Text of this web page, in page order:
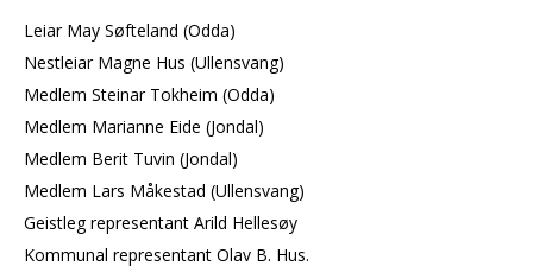
Leiar May Søfteland (Odda)
Nestleiar Magne Hus (Ullensvang)
Medlem Steinar Tokheim (Odda)
Medlem Marianne Eide (Jondal)
Medlem Berit Tuvin (Jondal)
Medlem Lars Måkestad (Ullensvang)
Geistleg representant Arild Hellesøy
Kommunal representant Olav B. Hus.